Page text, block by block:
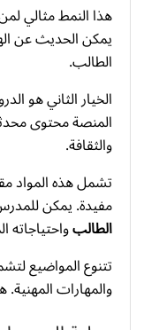
هذا النمط مثالي
يمكن الحديث عن
الطالب.
الخيار الثاني هو
المنصة محتوى
والثقافة.
تشمل هذه المواد
مفيدة. يمكن
الطالبواحتياجاته
تتنوع المواضيع
والمهارات